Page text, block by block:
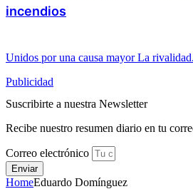
incendios
Unidos por una causa mayor La
Publicidad
Suscribirte a nuestra Newsletter
Recibe nuestro resumen diario en tu
Correo electrónico
Enviar
HomeEduardo Domínguez